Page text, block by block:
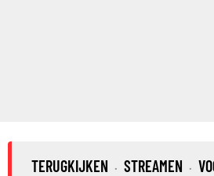
TERUGKIJKEN · STREAMEN ·